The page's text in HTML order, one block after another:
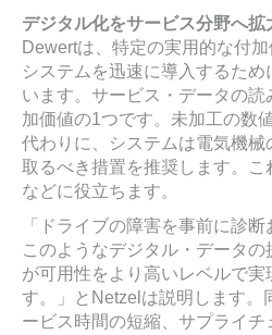
デジタル化をサービス分野へ拡
Dewertは、特定の実用的な付
システムを迅速に導入するた
います。サービス・データの
加価値の1つです。未加工の数
代わりに、システムは電気機械
取るべき措置を推奨します。こ
などに役立ちます。
「ドライブの障害を事前に診断
このようなデジタル・データ
が可用性をより高いレベルで実
す。」とNetzelは説明します。
ービス時間の短縮、サプライ